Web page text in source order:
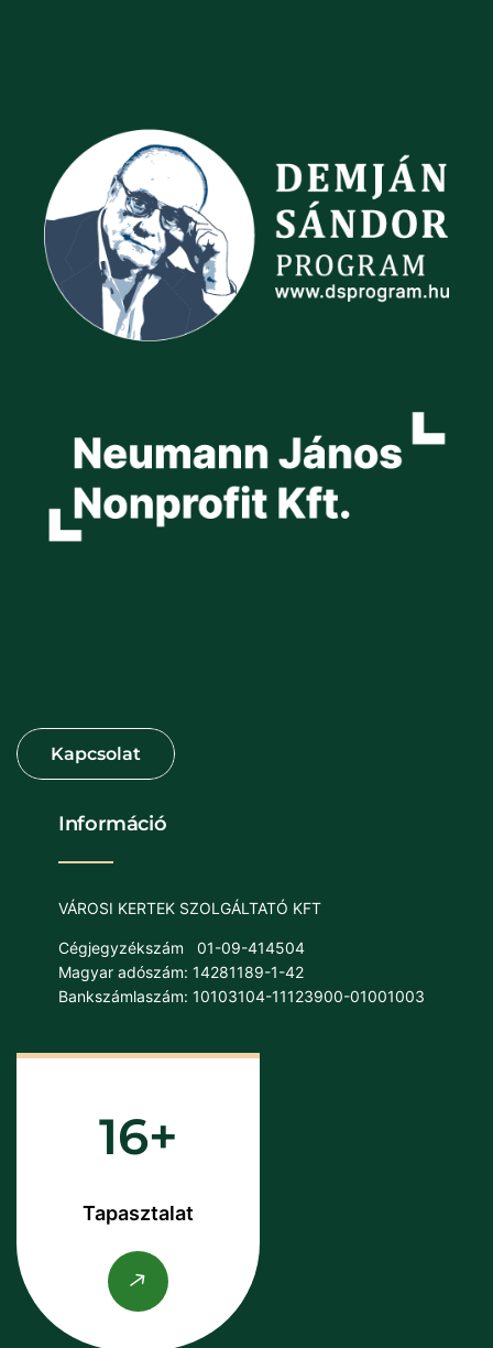
Információ
VÁROSI KERTEK SZOLGÁLTATÓ KFT
Cégjegyzékszám
01-09-414504
Magyar adószám: 14281189-1-42
Bankszámlaszám: 10103104-11123900-01001003
16
Tapasztalat